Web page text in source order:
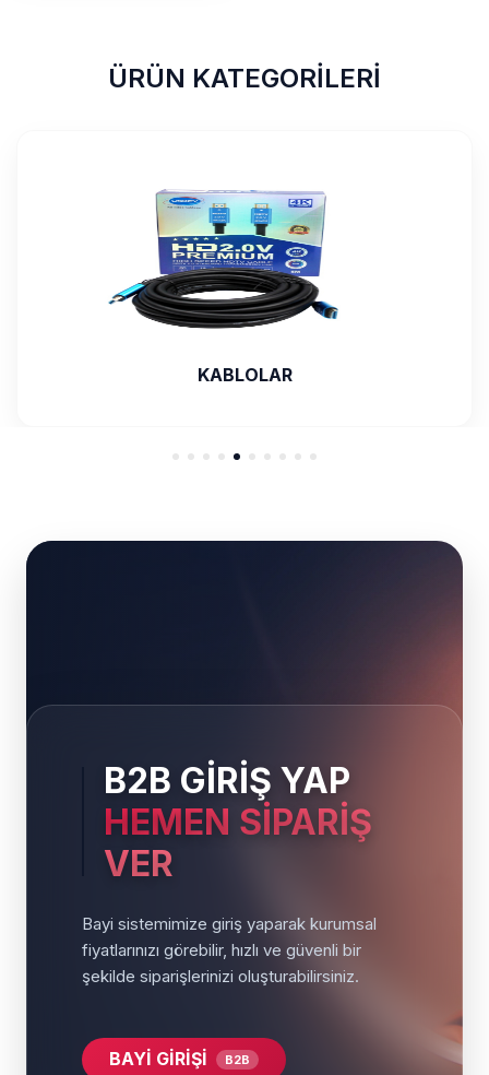
ÜRÜN KATEGORİLERİ
ADAPTÖR
B2B GİRİŞ YAP
HEMEN SİPARİŞ
VER
Bayi sistemimize giriş yaparak kurumsal
fiyatlarınızı görebilir, hızlı ve güvenli bir
şekilde siparişlerinizi oluşturabilirsiniz.
BAYİ GİRİŞİ B2B